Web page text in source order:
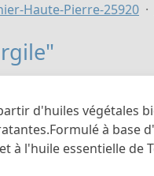
Haute-Pierre-25920
d'huiles végétales
à base
à l'huile essentielle de